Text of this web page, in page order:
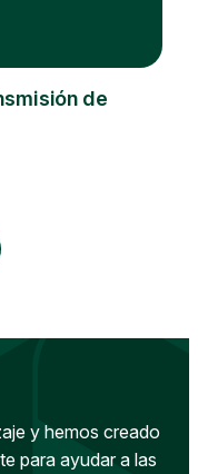
de
y hemos creado
para ayudar a las